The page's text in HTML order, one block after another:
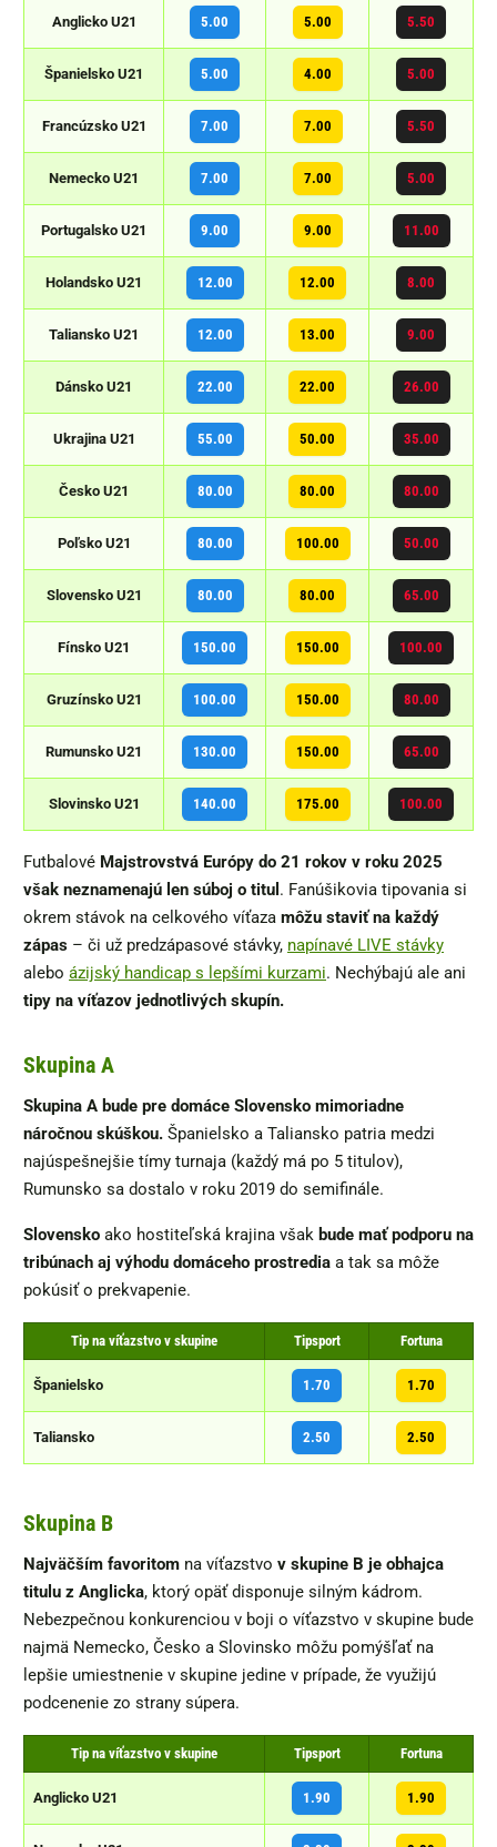
Anglicko U21 5.00 5.00 5.50
Španielsko U21 5.00 4.00 5.00
Francúzsko U21 7.00 7.00 5.50
Nemecko U21 7.00 7.00 5.00
Portugalsko U21 9.00 9.00 11.00
Holandsko U21 12.00 12.00 8.00
Taliansko U21 12.00 13.00 9.00
Dánsko U21 22.00 22.00 26.00
Ukrajina U21 55.00 50.00 35.00
Česko U21 80.00 80.00 80.00
Poľsko U21 80.00 100.00 50.00
Slovensko U21 80.00 80.00 65.00
Fínsko U21 150.00 150.00 100.00
Gruzínsko U21 100.00 150.00 80.00
Rumunsko U21 130.00 150.00 65.00
Slovinsko U21 140.00 175.00 100.00
Futbalové Majstrovstvá Európy do 21 rokov v roku 2025
však neznamenajú len súboj o titul . Fanúšikovia tipovania si
okrem stávok na celkového víťaza môžu staviť na každý
zápas – či už predzápasové stávky, napínavé LIVE stávky
alebo ázijský handicap s lepšími kurzami. Nechýbajú ale ani
tipy na víťazov jednotlivých skupín.
Skupina A
Skupina A bude pre domáce Slovensko mimoriadne
náročnou skúškou. Španielsko a Taliansko patria medzi
najúspešnejšie tímy turnaja (každý má po 5 titulov),
Rumunsko sa dostalo v roku 2019 do semifinále.
Slovensko ako hostiteľská krajina však bude mať podporu na
tribúnach aj výhodu domáceho prostredia a tak sa môže
pokúsiť o prekvapenie.
Tip na víťazstvo v skupine Tipsport Fortuna
Španielsko 1.70 1.70
Taliansko 2.50 2.50
Skupina B
Najväčším favoritom na víťazstvo v skupine B je obhajca
titulu z Anglicka, ktorý opäť disponuje silným kádrom.
Nebezpečnou konkurenciou v boji o víťazstvo v skupine bude
najmä Nemecko, Česko a Slovinsko môžu pomýšľať na
lepšie umiestnenie v skupine jedine v prípade, že využijú
podcenenie zo strany súpera.
Tip na víťazstvo v skupine Tipsport Fortuna
Anglicko U21 1.90 1.90